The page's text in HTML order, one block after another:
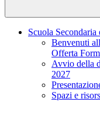
Scuola
Benvenuti
Offerta
Avvio della
2027
Spazi e